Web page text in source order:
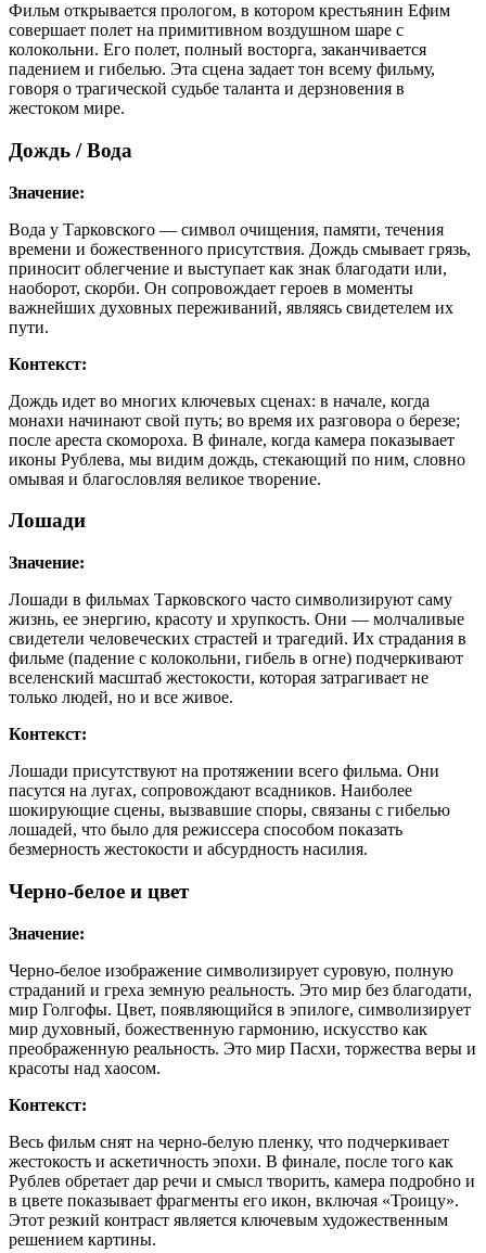
Фильм открывается прологом, в котором крестьянин Ефим
совершает полет на примитивном воздушном шаре с
колокольни. Его полет, полный восторга, заканчивается
падением и гибелью. Эта сцена задает тон всему фильму,
говоря о трагической судьбе таланта и дерзновения в
жестоком мире.
Дождь / Вода
Значение:
Вода у Тарковского — символ очищения, памяти, течения
времени и божественного присутствия. Дождь смывает грязь,
приносит облегчение и выступает как знак благодати или,
наоборот, скорби. Он сопровождает героев в моменты
важнейших духовных переживаний, являясь свидетелем их
пути.
Контекст:
Дождь идет во многих ключевых сценах: в начале, когда
монахи начинают свой путь; во время их разговора о березе;
после ареста скомороха. В финале, когда камера показывает
иконы Рублева, мы видим дождь, стекающий по ним, словно
омывая и благословляя великое творение.
Лошади
Значение:
Лошади в фильмах Тарковского часто символизируют саму
жизнь, ее энергию, красоту и хрупкость. Они — молчаливые
свидетели человеческих страстей и трагедий. Их страдания в
фильме (падение с колокольни, гибель в огне) подчеркивают
вселенский масштаб жестокости, которая затрагивает не
только людей, но и все живое.
Контекст:
Лошади присутствуют на протяжении всего фильма. Они
пасутся на лугах, сопровождают всадников. Наиболее
шокирующие сцены, вызвавшие споры, связаны с гибелью
лошадей, что было для режиссера способом показать
безмерность жестокости и абсурдность насилия.
Черно-белое и цвет
Значение:
Черно-белое изображение символизирует суровую, полную
страданий и греха земную реальность. Это мир без благодати,
мир Голгофы. Цвет, появляющийся в эпилоге, символизирует
мир духовный, божественную гармонию, искусство как
преображенную реальность. Это мир Пасхи, торжества веры и
красоты над хаосом.
Контекст:
Весь фильм снят на черно-белую пленку, что подчеркивает
жестокость и аскетичность эпохи. В финале, после того как
Рублев обретает дар речи и смысл творить, камера подробно и
в цвете показывает фрагменты его икон, включая «Троицу».
Этот резкий контраст является ключевым художественным
решением картины.